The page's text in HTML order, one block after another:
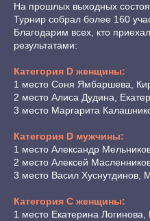
На прошлых выходных
Турнир собрал более 160
Благодарим всех, кто
результатами:
Категория D женщины:
1 место Соня Ямбаршева,
2 место Алиса Дудина,
3 место Маргарита
Категория D мужчины:
1 место Александр
2 место Алексей
3 место Васил Хуснутдинов,
Категория С женщины:
1 место Екатерина Логинова,